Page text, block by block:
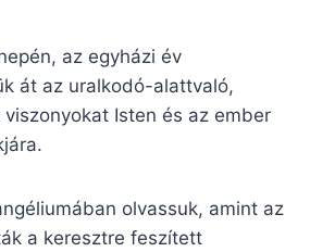
az egyházi év
át az uralkodó-alattvaló,
Isten és az ember
olvassuk, amint az
a keresztre feszített